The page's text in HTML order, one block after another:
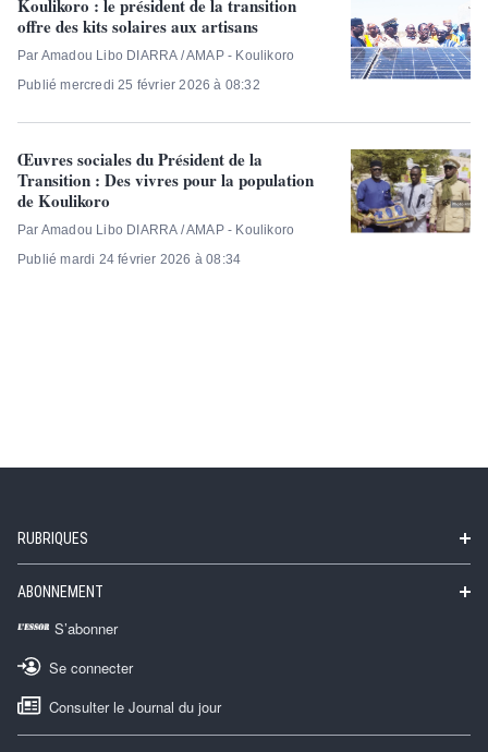
Koulikoro : le président de la transition
offre des kits solaires aux artisans
Par Amadou Libo DIARRA / AMAP - Koulikoro
Publié mercredi 25 février 2026 à 08:32
Œuvres sociales du Président de la
Transition : Des vivres pour la population
de Koulikoro
Par Amadou Libo DIARRA / AMAP - Koulikoro
Publié mardi 24 février 2026 à 08:34
RUBRIQUES
ABONNEMENT
S’abonner
Se connecter
Consulter le Journal du jour